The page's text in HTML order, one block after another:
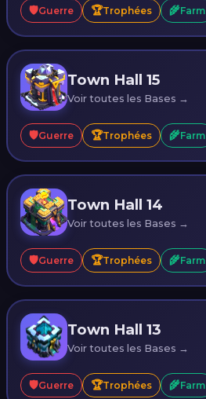
🛡️Guerre 🏆Trophées 🌾Farm
Town Hall 15
Voir toutes les Bases →
🛡️Guerre 🏆Trophées 🌾Farm
Town Hall 14
Voir toutes les Bases →
🛡️Guerre 🏆Trophées 🌾Farm
Town Hall 13
Voir toutes les Bases →
🛡️Guerre 🏆Trophées 🌾Farm